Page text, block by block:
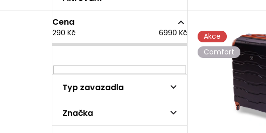
s
t
r
a
n
a
e
Cena
290 Kč 6990 Kč
Typ zavazadla
Značka
Akce
Comfort